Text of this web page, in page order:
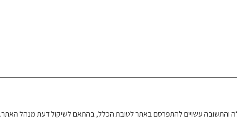
והתשובה עשויים להתפרסם באתר לטובת הכלל, בהתאם לשיקול דעת מנהל האתר.